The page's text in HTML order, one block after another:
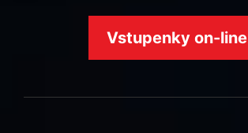
Vstupenky on-line